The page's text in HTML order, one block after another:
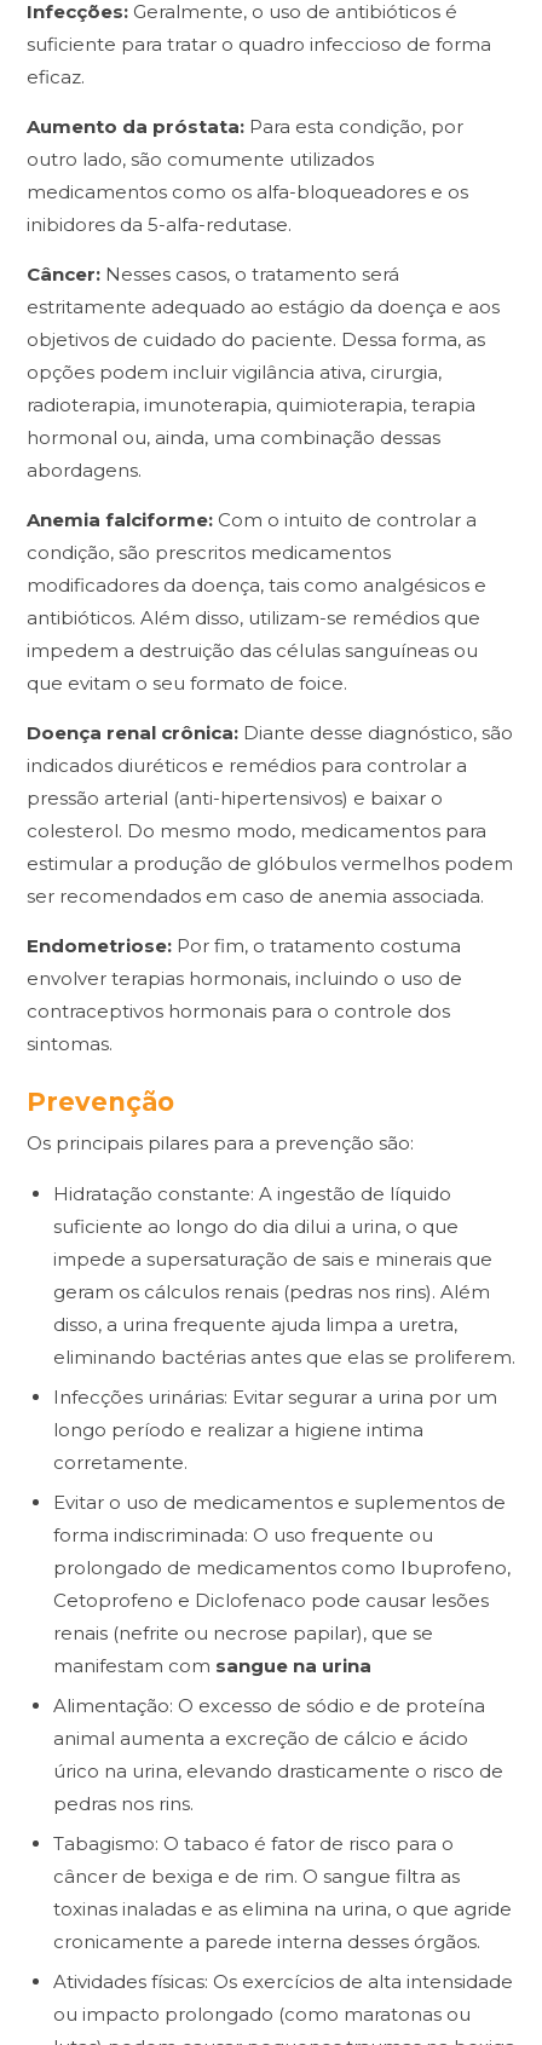
Infecções: Geralmente, o uso de antibióticos é
suficiente para tratar o quadro infeccioso de forma
eficaz.
Aumento da próstata: Para esta condição, por
outro lado, são comumente utilizados
medicamentos como os alfa-bloqueadores e os
inibidores da 5-alfa-redutase.
Câncer: Nesses casos, o tratamento será
estritamente adequado ao estágio da doença e aos
objetivos de cuidado do paciente. Dessa forma, as
opções podem incluir vigilância ativa, cirurgia,
radioterapia, imunoterapia, quimioterapia, terapia
hormonal ou, ainda, uma combinação dessas
abordagens.
Anemia falciforme: Com o intuito de controlar a
condição, são prescritos medicamentos
modificadores da doença, tais como analgésicos e
antibióticos. Além disso, utilizam-se remédios que
impedem a destruição das células sanguíneas ou
que evitam o seu formato de foice.
Doença renal crônica: Diante desse diagnóstico, são
indicados diuréticos e remédios para controlar a
pressão arterial (anti-hipertensivos) e baixar o
colesterol. Do mesmo modo, medicamentos para
estimular a produção de glóbulos vermelhos podem
ser recomendados em caso de anemia associada.
Endometriose: Por fim, o tratamento costuma
envolver terapias hormonais, incluindo o uso de
contraceptivos hormonais para o controle dos
sintomas.
Prevenção
Os principais pilares para a prevenção são:
Hidratação constante: A ingestão de líquido
suficiente ao longo do dia dilui a urina, o que
impede a supersaturação de sais e minerais que
geram os cálculos renais (pedras nos rins). Além
disso, a urina frequente ajuda limpa a uretra,
eliminando bactérias antes que elas se proliferem.
Infecções urinárias: Evitar segurar a urina por um
longo período e realizar a higiene intima
corretamente.
Evitar o uso de medicamentos e suplementos de
forma indiscriminada: O uso frequente ou
prolongado de medicamentos como Ibuprofeno,
Cetoprofeno e Diclofenaco pode causar lesões
renais (nefrite ou necrose papilar), que se
manifestam com sangue na urina
Alimentação: O excesso de sódio e de proteína
animal aumenta a excreção de cálcio e ácido
úrico na urina, elevando drasticamente o risco de
pedras nos rins.
Tabagismo: O tabaco é fator de risco para o
câncer de bexiga e de rim. O sangue filtra as
toxinas inaladas e as elimina na urina, o que agride
cronicamente a parede interna desses órgãos.
Atividades físicas: Os exercícios de alta intensidade
ou impacto prolongado (como maratonas ou